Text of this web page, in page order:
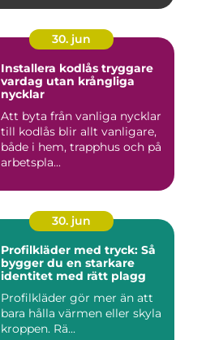
30. jun
Installera kodlås tryggare
vardag utan krångliga
nycklar
Att byta från vanliga nycklar
till kodlås blir allt vanligare,
både i hem, trapphus och på
arbetspla...
30. jun
Profilkläder med tryck: Så
bygger du en starkare
identitet med rätt plagg
Profilkläder gör mer än att
bara hålla värmen eller skyla
kroppen. Rä...